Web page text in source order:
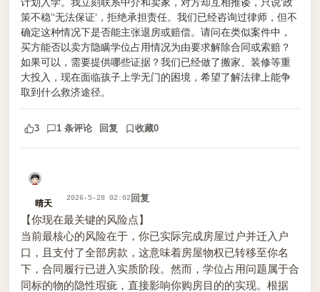
策不稳’‘无法保证’，拒绝承担责任。我们已经咨询过律师，但不
确定这种情况下是否能主张退房或赔偿。请问在类似案件中，
买方能否以卖方隐瞒学位占用情况为由要求解除合同或索赔？
如果可以，需要提供哪些证据？我们已经做了搬家、装修等重
大投入，现在面临孩子上学无门的困境，希望了解法律上能争
取到什么救济途径。
3 1 条评论 回复 收藏0
晴天
2026-5-28 02:02回复
【你现在最关键的风险点】
当前最核心的风险在于，你已实际完成房屋过户并迁入户
口，且支付了全部房款，这意味着房屋物权已转移至你名
下，合同履行已进入实质阶段。然而，学位占用问题属于合
同标的物的隐性瑕疵，直接影响你购房目的的实现。根据